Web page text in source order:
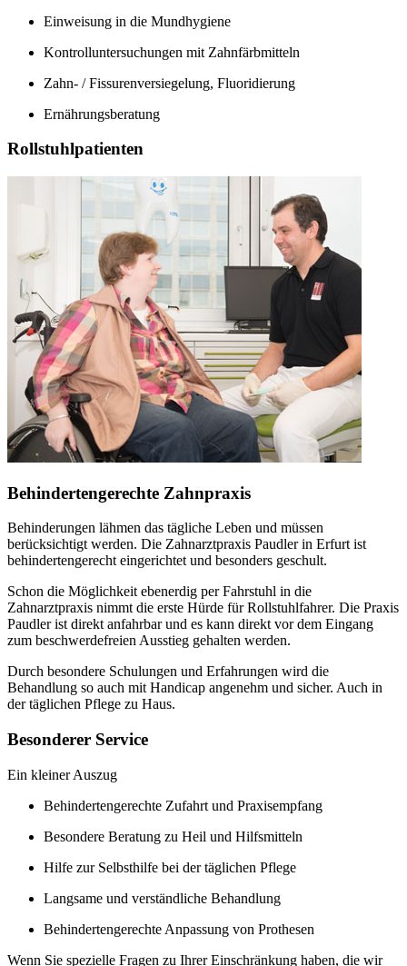
Einweisung in die Mundhygiene
Kontrolluntersuchungen mit Zahnfärbmitteln
Zahn- / Fissurenversiegelung, Fluoridierung
Ernährungsberatung
Rollstuhlpatienten
Behindertengerechte Zahnpraxis
Behinderungen lähmen das tägliche Leben und müssen
berücksichtigt werden. Die Zahnarztpraxis Paudler in Erfurt ist
behindertengerecht eingerichtet und besonders geschult.
Schon die Möglichkeit ebenerdig per Fahrstuhl in die
Zahnarztpraxis nimmt die erste Hürde für Rollstuhlfahrer. Die Praxis
Paudler ist direkt anfahrbar und es kann direkt vor dem Eingang
zum beschwerdefreien Ausstieg gehalten werden.
Durch besondere Schulungen und Erfahrungen wird die
Behandlung so auch mit Handicap angenehm und sicher. Auch in
der täglichen Pflege zu Haus.
Besonderer Service
Ein kleiner Auszug
Behindertengerechte Zufahrt und Praxisempfang
Besondere Beratung zu Heil und Hilfsmitteln
Hilfe zur Selbsthilfe bei der täglichen Pflege
Langsame und verständliche Behandlung
Behindertengerechte Anpassung von Prothesen
Wenn Sie spezielle Fragen zu Ihrer Einschränkung haben, die wir